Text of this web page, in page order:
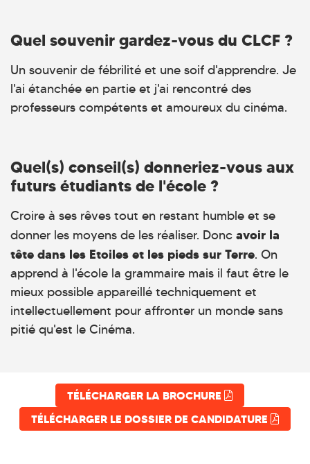
Quel souvenir gardez-vous du CLCF ?
Un souvenir de fébrilité et une soif d'apprendre. Je
l'ai étanchée en partie et j'ai rencontré des
professeurs compétents et amoureux du cinéma.
Quel(s) conseil(s) donneriez-vous aux
futurs étudiants de l'école ?
Croire à ses rêves tout en restant humble et se
donner les moyens de les réaliser. Donc avoir la
tête dans les Etoiles et les pieds sur Terre. On
apprend à l'école la grammaire mais il faut être le
mieux possible appareillé techniquement et
intellectuellement pour affronter un monde sans
pitié qu'est le Cinéma.
TÉLÉCHARGER LA BROCHURE
TÉLÉCHARGER LE DOSSIER DE CANDIDATURE